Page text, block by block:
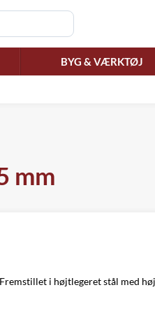
BYG & VÆRKTØJ
mm
i højtlegeret stål med